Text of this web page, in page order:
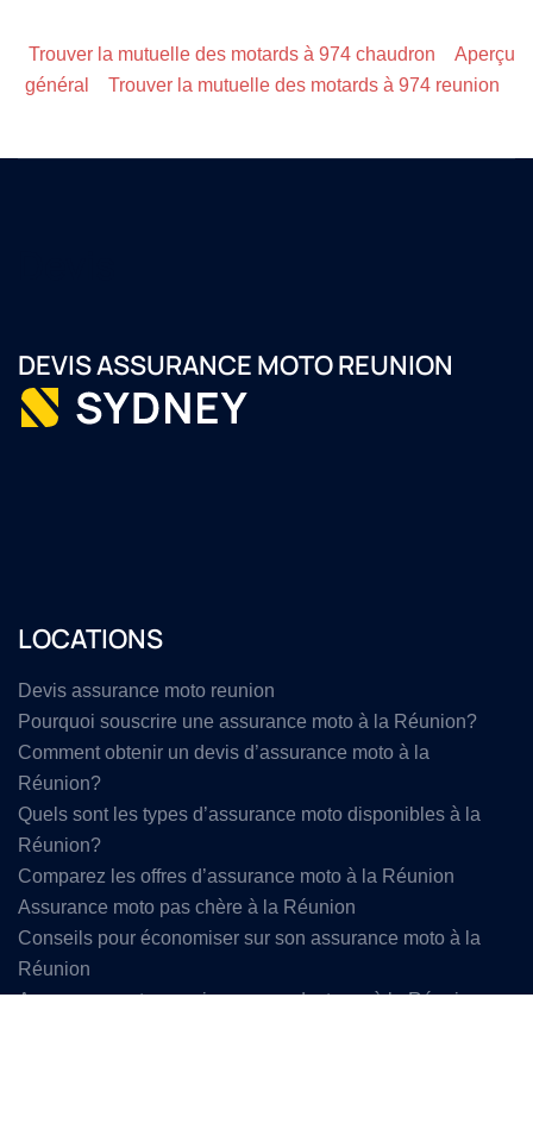
Trouver la mutuelle des motards à 974 chaudron
Aperçu
général
Trouver la mutuelle des motards à 974 reunion
DEVIS ASSURANCE MOTO REUNION
LOCATIONS
Devis assurance moto reunion
Pourquoi souscrire une assurance moto à la Réunion?
Comment obtenir un devis d’assurance moto à la
Réunion?
Quels sont les types d’assurance moto disponibles à la
Réunion?
Comparez les offres d’assurance moto à la Réunion
Assurance moto pas chère à la Réunion
Conseils pour économiser sur son assurance moto à la
Réunion
Assurance moto pour jeunes conducteurs à la Réunion